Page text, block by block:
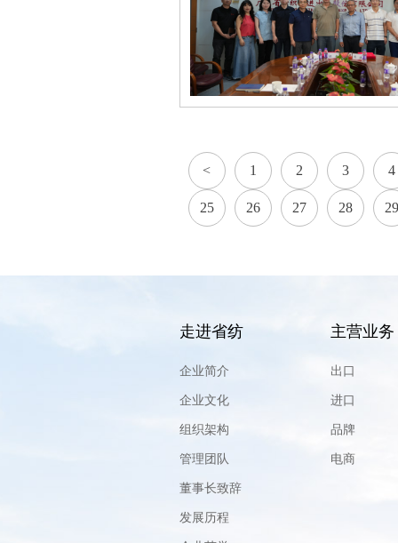
< 1 2 3 4
25 26 27 28 29
走进省纺
企业简介
企业文化
组织架构
管理团队
董事长致辞
发展历程
主营业务
出口
进口
品牌
电商